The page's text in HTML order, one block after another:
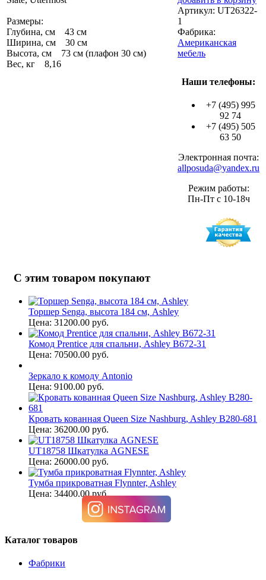
Размеры:
Глубина, см 43 см
Ширина, см 30 см
Высота, см 73 см (плафон 30 см)
Вес, кг 8,16
Артикул: UT26322-
1
Фабрика:
Американская
мебель
Наши телефоны:
+7 (495) 995
92 74
+7 (495) 505
63 50
Электронная почта:
allposuda@yandex.ru
Режим работы:
Пн-Пт с 10-18ч
С этим товаром покупают
Торшер Senga, высота 184 см, Ashley
Цена: 31200.00 руб.
Комод Prentice для спальни, Ashley B672-31
Цена: 70500.00 руб.
Зеркало к комоду Antonio
Цена: 9100.00 руб.
Кровать кованная Queen Size Nashburg, Ashley B280-681
Цена: 36200.00 руб.
UT18758 Шкатулка AGNESE
Цена: 26000.00 руб.
Тумба прикроватная Flynnter, Ashley
Цена: 34400.00 руб.
Каталог товаров
Фабрики